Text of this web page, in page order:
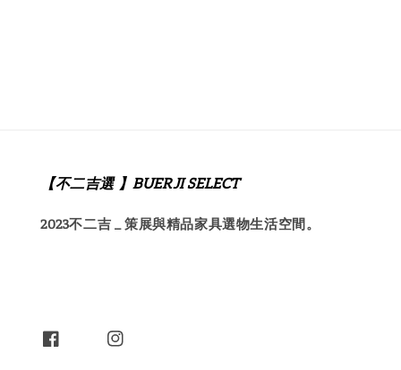
【不二吉選 】BUERJI SELECT
2023不二吉 _ 策展與精品家具選物生活空間。